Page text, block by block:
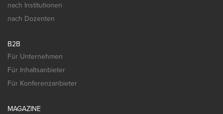
nach Institutionen
nach Dozenten
B2B
Für Unternehmen
Für Inhaltsanbieter
Für Konferenzanbieter
MAGAZINE